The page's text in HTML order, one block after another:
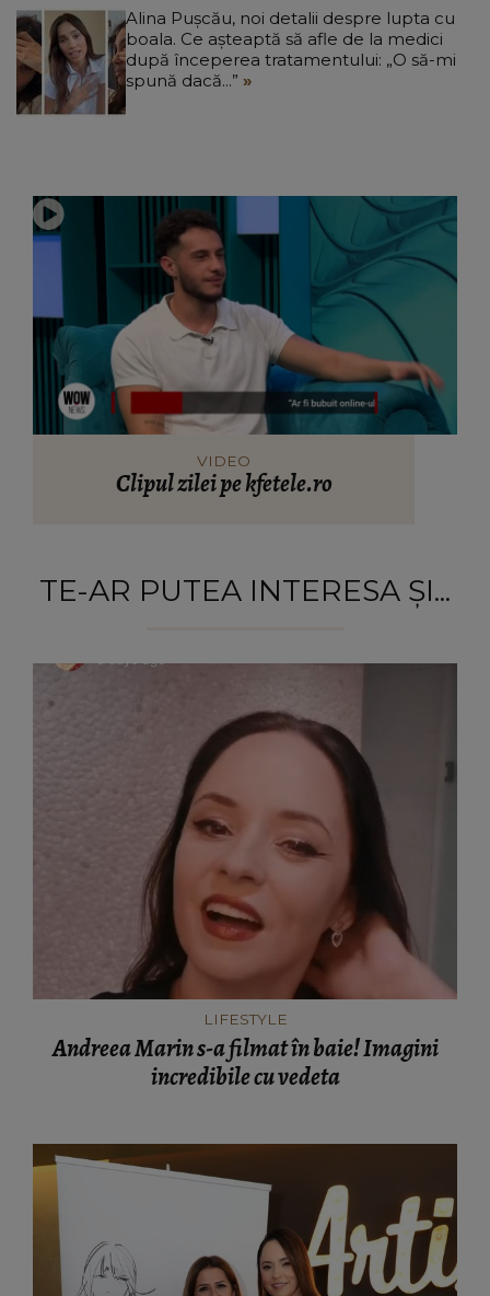
Alina Pușcău, noi detalii despre lupta cu
boala. Ce așteaptă să afle de la medici
după începerea tratamentului: „O să-mi
spună dacă...”
VIDEO
Clipul zilei pe kfetele.ro
TE-AR PUTEA INTERESA ȘI...
LIFESTYLE
Andreea Marin s-a filmat în baie! Imagini
incredibile cu vedeta